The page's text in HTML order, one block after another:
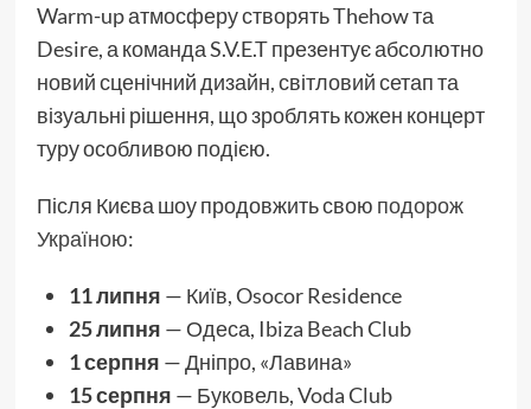
Warm-up атмосферу створять Thehow та
Desire, а команда S.V.E.T презентує абсолютно
новий сценічний дизайн, світловий сетап та
візуальні рішення, що зроблять кожен концерт
туру особливою подією.
Після Києва шоу продовжить свою подорож
Україною:
11 липня — Київ, Osocor Residence
25 липня — Одеса, Ibiza Beach Club
1 серпня — Дніпро, «Лавина»
15 серпня — Буковель, Voda Club